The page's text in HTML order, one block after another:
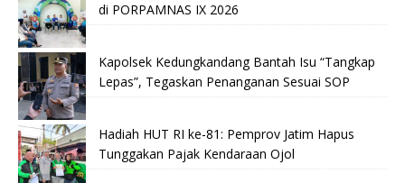
di PORPAMNAS IX 2026
Kapolsek Kedungkandang Bantah Isu “Tangkap
Lepas”, Tegaskan Penanganan Sesuai SOP
Hadiah HUT RI ke-81: Pemprov Jatim Hapus
Tunggakan Pajak Kendaraan Ojol